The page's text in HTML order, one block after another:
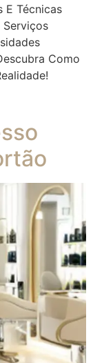
E Técnicas
Serviços
Como